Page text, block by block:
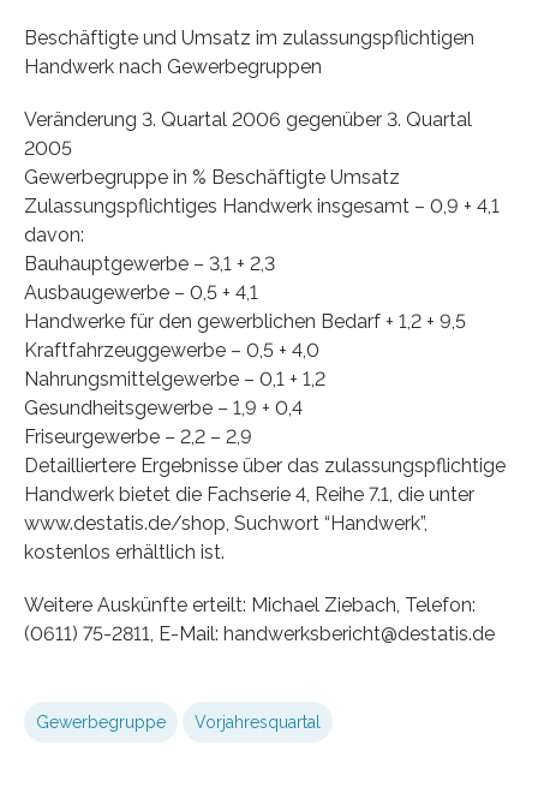
Beschäftigte und Umsatz im zulassungspflichtigen
Handwerk nach Gewerbegruppen
Veränderung 3. Quartal 2006 gegenüber 3. Quartal
2005
Gewerbegruppe in % Beschäftigte Umsatz
Zulassungspflichtiges Handwerk insgesamt – 0,9 + 4,1
davon:
Bauhauptgewerbe – 3,1 + 2,3
Ausbaugewerbe – 0,5 + 4,1
Handwerke für den gewerblichen Bedarf + 1,2 + 9,5
Kraftfahrzeuggewerbe – 0,5 + 4,0
Nahrungsmittelgewerbe – 0,1 + 1,2
Gesundheitsgewerbe – 1,9 + 0,4
Friseurgewerbe – 2,2 – 2,9
Detailliertere Ergebnisse über das zulassungspflichtige
Handwerk bietet die Fachserie 4, Reihe 7.1, die unter
www.destatis.de/shop, Suchwort “Handwerk”,
kostenlos erhältlich ist.
Weitere Auskünfte erteilt: Michael Ziebach, Telefon:
(0611) 75-2811, E-Mail: handwerksbericht@destatis.de
Gewerbegruppe Vorjahresquartal